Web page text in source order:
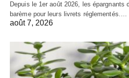
Depuis le 1er août 2026, les épargnants
barème pour leurs livrets réglementés.…
août 7, 2026